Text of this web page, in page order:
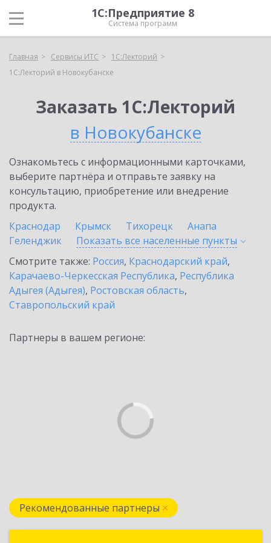
1С:Предприятие 8
Система программ
Главная Сервисы ИТС
1С:Лекторий
1С:Лекторий в Новокубанске
Заказать 1С:Лекторий
в Новокубанске
Ознакомьтесь с информационными карточками,
выберите партнёра и отправьте заявку на
консультацию, приобретение или внедрение
продукта.
Краснодар
Крымск Тихорецк
Анапа
Геленджик
Показать все населенные пункты
Смотрите также: Россия, Краснодарский край,
Карачаево-Черкесская Республика, Республика
Адыгея (Адыгея), Ростовская область,
Ставропольский край
Партнеры в вашем регионе:
Рекомендованные партнеры